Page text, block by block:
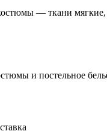
— ткани
и постельное